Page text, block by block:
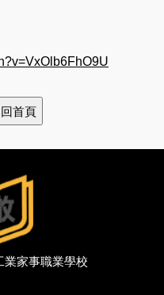
業家事職業學校